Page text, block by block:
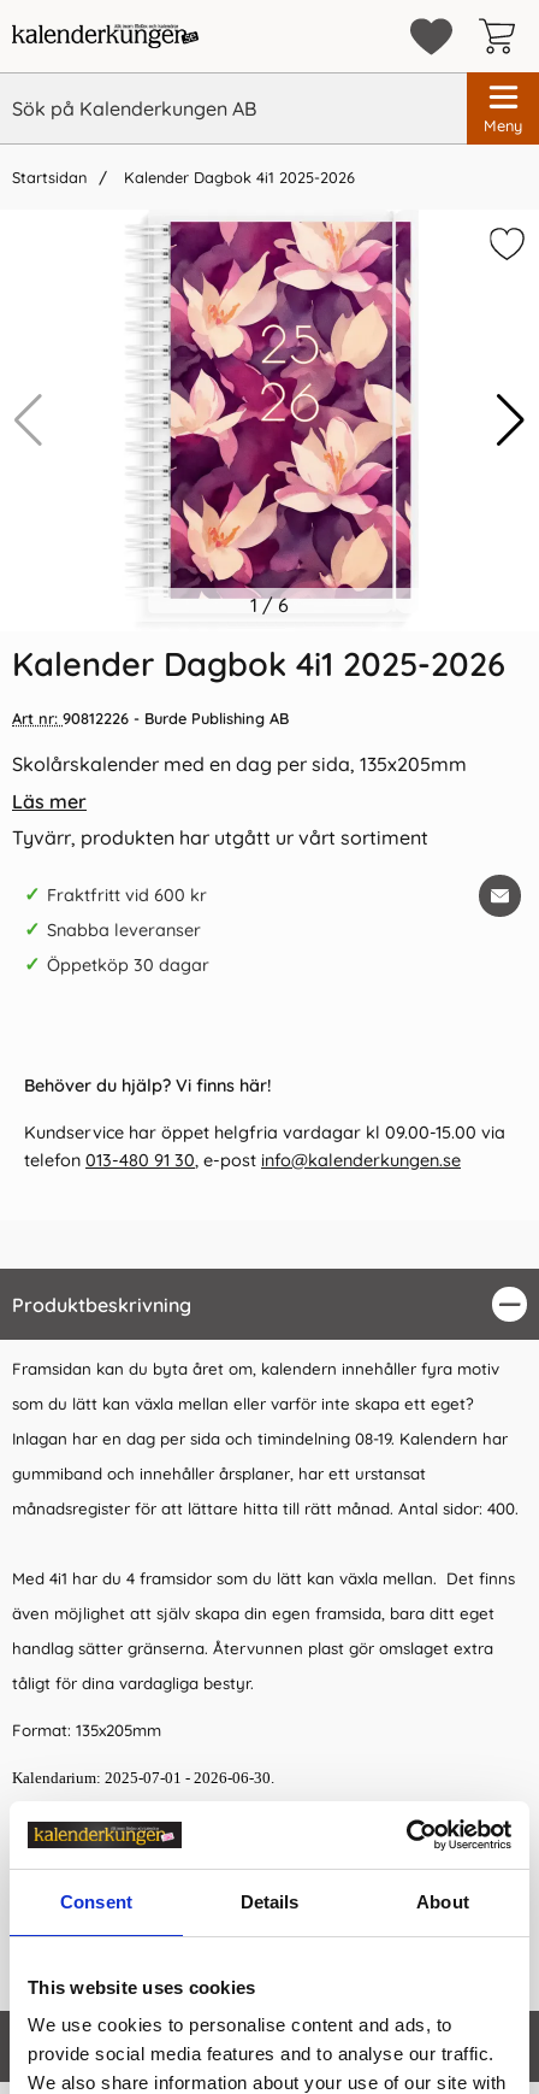
Consent Details About
This website uses cookies
We use cookies to personalise content and ads, to
provide social media features and to analyse our traffic.
We also share information about your use of our site with
Meny
Startsidan Kalender Dagbok 4i1 2025-2026
Vi rekommenderar
Indexflikar och Frixion clicker
55 kr/st
Kalender Dagbok Eco Line
179 kr/st
1/6
Kalender Dagbok 4i1 2025-2026
Art nr: 90812226 - Burde Publishing AB
Skolårskalender med en dag per sida, 135x205mm
Läs mer
Tyvärr, produkten har utgått ur vårt sortiment
✓ Fraktfritt vid 600 kr
✓ Snabba leveranser
✓ Öppetköp 30 dagar
Behöver du hjälp? Vi finns här!
Kundservice har öppet helgfria vardagar kl 09.00-15.00 via
telefon 013-480 91 30, e-post info@kalenderkungen.se
Produktbeskrivning
Framsidan kan du byta året om, kalendern innehåller fyra motiv
som du lätt kan växla mellan eller varför inte skapa ett eget?
Inlagan har en dag per sida och timindelning 08-19. Kalendern har
gummiband och innehåller årsplaner, har ett urstansat
månadsregister för att lättare hitta till rätt månad. Antal sidor: 400.
Med 4i1 har du 4 framsidor som du lätt kan växla mellan. Det finns
även möjlighet att själv skapa din egen framsida, bara ditt eget
handlag sätter gränserna. Återvunnen plast gör omslaget extra
tåligt för dina vardagliga bestyr.
Format: 135x205mm
Kalendarium: 2025-07-01 - 2026-06-30.
Miljöinformation: FSC®. Omslag i återvunnen PP-plast
Egenskaper